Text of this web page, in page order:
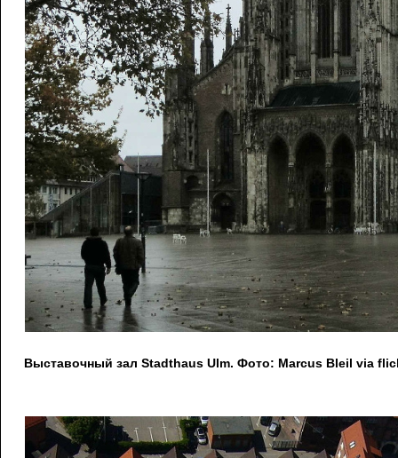
Выставочный зал Stadthaus Ulm. Фото: Marcus Bleil via